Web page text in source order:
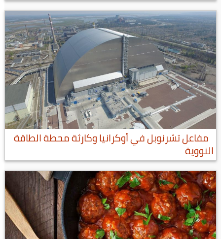
مفاعل تشرنوبل في أوكرانيا وكارثة محطة الطاقة
النووية